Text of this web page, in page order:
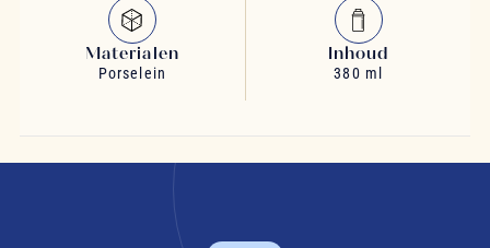
Materialen
Porselein
Inhoud
380 ml